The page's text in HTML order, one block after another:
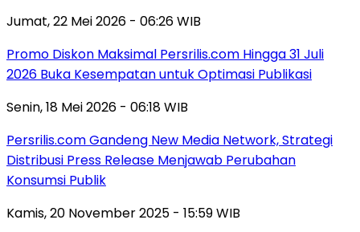
Jumat, 22 Mei 2026 - 06:26 WIB
Promo Diskon Maksimal Persrilis.com Hingga 31 Juli
2026 Buka Kesempatan untuk Optimasi Publikasi
Senin, 18 Mei 2026 - 06:18 WIB
Persrilis.com Gandeng New Media Network, Strategi
Distribusi Press Release Menjawab Perubahan
Konsumsi Publik
Kamis, 20 November 2025 - 15:59 WIB